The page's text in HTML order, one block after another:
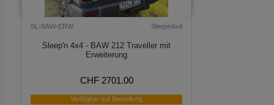
SL-BAW-ERW Sleepn4x4
Sleep'n 4x4 - BAW 212 Traveller mit
Erweiterung
CHF 2701.00
Verfügbar auf Bestellung